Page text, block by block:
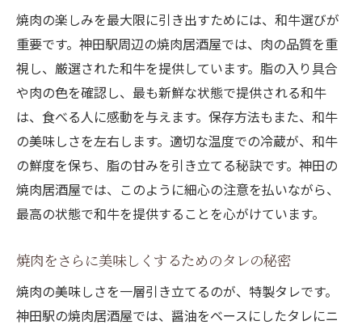
焼肉の楽しみを最大限に引き出すためには、和牛選びが
重要です。神田駅周辺の焼肉居酒屋では、肉の品質を重
視し、厳選された和牛を提供しています。脂の入り具合
や肉の色を確認し、最も新鮮な状態で提供される和牛
は、食べる人に感動を与えます。保存方法もまた、和牛
の美味しさを左右します。適切な温度での冷蔵が、和牛
の鮮度を保ち、脂の甘みを引き立てる秘訣です。神田の
焼肉居酒屋では、このように細心の注意を払いながら、
最高の状態で和牛を提供することを心がけています。
焼肉をさらに美味しくするためのタレの秘密
焼肉の美味しさを一層引き立てるのが、特製タレです。
神田駅の焼肉居酒屋では、醤油をベースにしたタレにニ